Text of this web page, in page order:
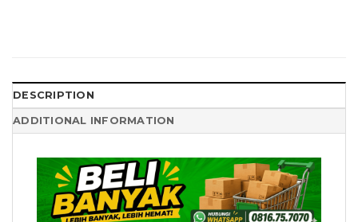
DESCRIPTION
ADDITIONAL INFORMATION